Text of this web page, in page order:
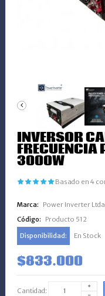
INVERSOR
3000W
Basado en 4
Marca:
Power Inverter
Código:
Producto 512
Disponibilidad:
En Stock
$833.000
Cantidad: